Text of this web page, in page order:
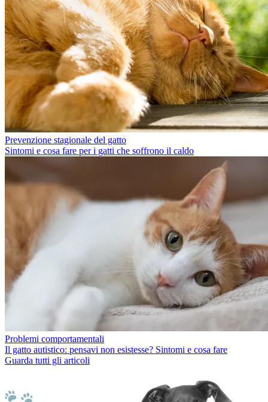
Prevenzione stagionale del gatto
Sintomi e cosa fare per i gatti che soffrono il caldo
Problemi comportamentali
Il gatto autistico: pensavi non esistesse? Sintomi e cosa fare
Guarda tutti gli articoli